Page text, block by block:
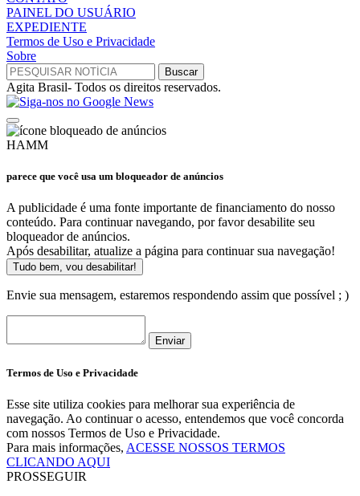
PAINEL DO USUÁRIO
EXPEDIENTE
Termos de Uso e Privacidade
Sobre
Agita Brasil- Todos os direitos reservados.
HAMM
parece que você usa um bloqueador de anúncios
A publicidade é uma fonte importante de financiamento do nosso
conteúdo. Para continuar navegando, por favor desabilite seu
bloqueador de anúncios.
Após desabilitar, atualize a página para continuar sua navegação!
Tudo bem, vou desabilitar!
Envie sua mensagem, estaremos respondendo assim que possível ; )
Enviar
Termos de Uso e Privacidade
Esse site utiliza cookies para melhorar sua experiência de
navegação. Ao continuar o acesso, entendemos que você concorda
com nossos Termos de Uso e Privacidade.
Para mais informações, ACESSE NOSSOS TERMOS
CLICANDO AQUI
PROSSEGUIR